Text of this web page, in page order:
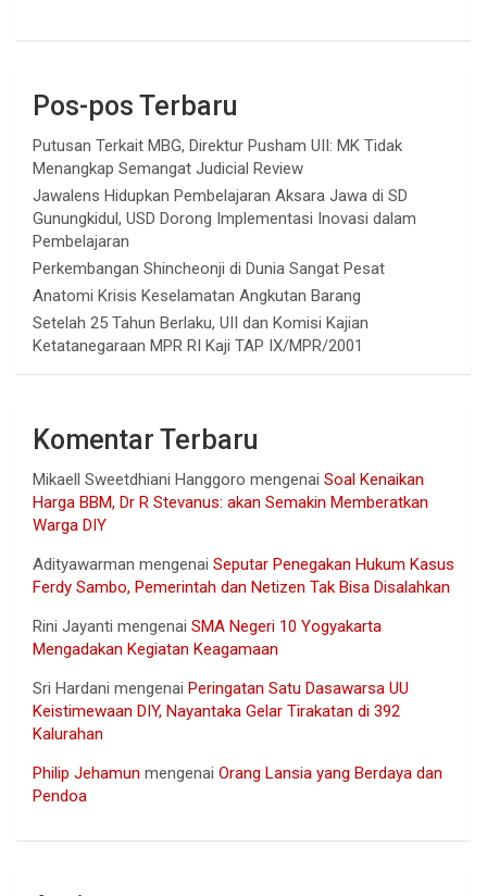
Pos-pos Terbaru
Putusan Terkait MBG, Direktur Pusham UII: MK Tidak
Menangkap Semangat Judicial Review
Jawalens Hidupkan Pembelajaran Aksara Jawa di SD
Gunungkidul, USD Dorong Implementasi Inovasi dalam
Pembelajaran
Perkembangan Shincheonji di Dunia Sangat Pesat
Anatomi Krisis Keselamatan Angkutan Barang
Setelah 25 Tahun Berlaku, UII dan Komisi Kajian
Ketatanegaraan MPR RI Kaji TAP IX/MPR/2001
Komentar Terbaru
Mikaell Sweetdhiani Hanggoro mengenai Soal Kenaikan
Harga BBM, Dr R Stevanus: akan Semakin Memberatkan
Warga DIY
Adityawarman mengenai Seputar Penegakan Hukum Kasus
Ferdy Sambo, Pemerintah dan Netizen Tak Bisa Disalahkan
Rini Jayanti mengenai SMA Negeri 10 Yogyakarta
Mengadakan Kegiatan Keagamaan
Sri Hardani mengenai Peringatan Satu Dasawarsa UU
Keistimewaan DIY, Nayantaka Gelar Tirakatan di 392
Kalurahan
Philip Jehamun mengenai Orang Lansia yang Berdaya dan
Pendoa